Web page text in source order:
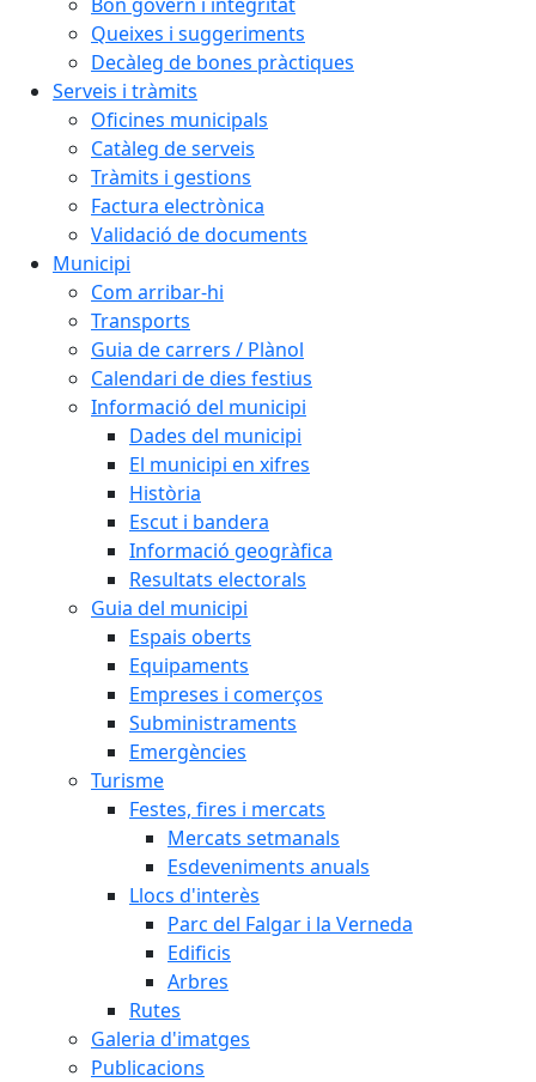
Queixes i suggeriments
Decàleg de bones pràctiques
Serveis i tràmits
Oficines municipals
Catàleg de serveis
Tràmits i gestions
Factura electrònica
Validació de documents
Municipi
Com arribar-hi
Transports
Guia de carrers / Plànol
Calendari de dies festius
Informació del municipi
Dades del municipi
El municipi en xifres
Història
Escut i bandera
Informació geogràfica
Resultats electorals
Guia del municipi
Espais oberts
Equipaments
Empreses i comerços
Subministraments
Emergències
Turisme
Festes, fires i mercats
Mercats setmanals
Esdeveniments anuals
Llocs d'interès
Parc del Falgar i la Verneda
Edificis
Arbres
Rutes
Galeria d'imatges
Publicacions